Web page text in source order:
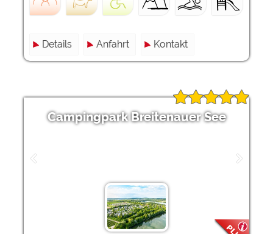
Details Anfahrt Kontakt
Campingpark Breitenauer See